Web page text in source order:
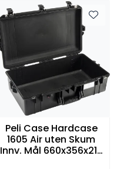
Peli Case Hardcase
1605 Air uten Skum
Innv. Mål 660x356x213